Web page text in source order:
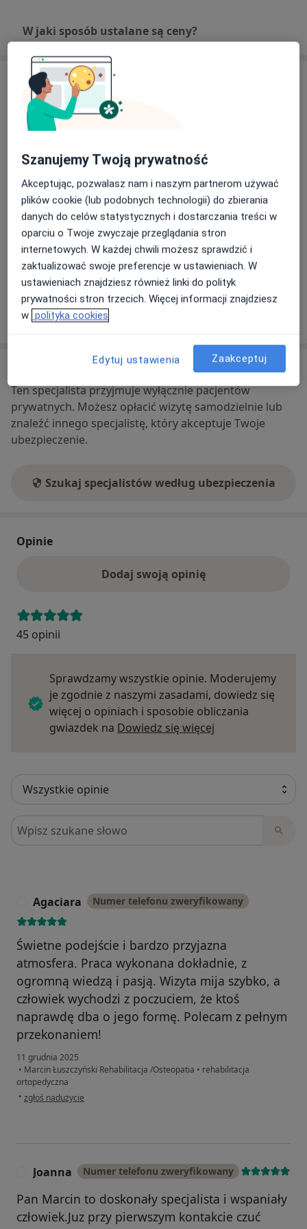
- 2008 -Kinesiology Taping - kurs zaawansowany,
- 2008 -Kinesiology Taping - kurs podstawowy,
- 2007 -Terapia Manualna prof. Karela Lewita
W jaki sposób ustalane są ceny?
Adres
Marcin Łuszczyński Rehabilitacja
/Osteopatia
Powiększ mapęotwiera się w nowej karcie
Dostępność
W tym gabinecie nie można umawiać wizyt przez
internet
Co mam zrobić w tej sytuacji?
Ubezpieczenia - brak akceptowanych
Ten specjalista przyjmuje wyłącznie pacjentów
prywatnych. Możesz opłacić wizytę samodzielnie lub
znaleźć innego specjalistę, który akceptuje Twoje
ubezpieczenie.
Szukaj specjalistów według ubezpieczenia
Opinie
Dodaj swoją opinię
45 opinii
Sprawdzamy wszystkie opinie. Moderujemy
je zgodnie z naszymi zasadami, dowiedz się
więcej o opiniach i sposobie obliczania
gwiazdek na Dowiedz się więcej
Szukaj w opiniach
Agaciara Numer telefonu zweryfikowany
Świetne podejście i bardzo przyjazna
atmosfera. Praca wykonana dokładnie, z
ogromną wiedzą i pasją. Wizyta mija szybko, a
człowiek wychodzi z poczuciem, że ktoś
naprawdę dba o jego formę. Polecam z pełnym
przekonaniem!
11 grudnia 2025
• Marcin Łuszczyński Rehabilitacja /Osteopatia • rehabilitacja
ortopedyczna
• w opinii użytkownika Agaciara
zgłoś nadużycie
Joanna Numer telefonu zweryfikowany
Pan Marcin to doskonały specjalista i wspaniały
człowiek.Juz przy pierwszym kontakcie czuć
Szanujemy Twoją prywatność
Akceptując, pozwalasz nam i naszym partnerom używać
plików cookie (lub podobnych technologii) do zbierania
danych do celów statystycznych i dostarczania treści w
oparciu o Twoje zwyczaje przeglądania stron
internetowych. W każdej chwili możesz sprawdzić i
zaktualizować swoje preferencje w ustawieniach. W
ustawieniach znajdziesz również linki do polityk
prywatności stron trzecich. Więcej informacji znajdziesz
w polityka cookies
Edytuj ustawienia Zaakceptuj